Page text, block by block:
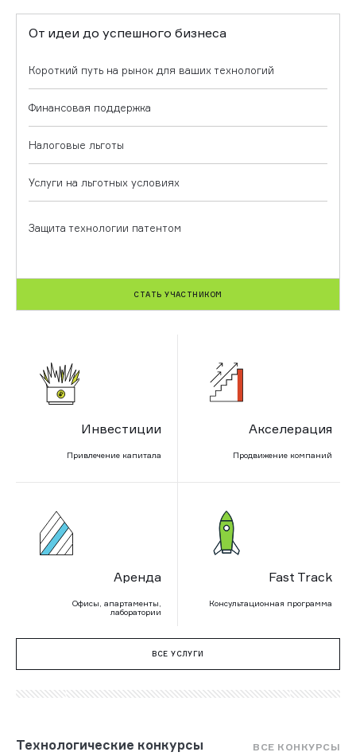
От идеи до успешного бизнеса
Короткий путь на рынок для ваших технологий
Финансовая поддержка
Налоговые льготы
Услуги на льготных условиях
Защита технологии патентом
СТАТЬ УЧАСТНИКОМ
Инвестиции
Привлечение капитала
Акселерация
Продвижение компаний
Аренда
Офисы, апартаменты,
лаборатории
Fast Track
Консультационная программа
ВСЕ УСЛУГИ
Технологические конкурсы ВСЕ КОНКУРСЫ